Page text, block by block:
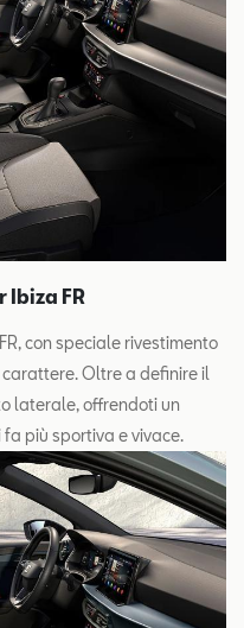
FR
con speciale rivestimento
carattere. Oltre a definire il
laterale, offrendoti un
più sportiva e vivace.